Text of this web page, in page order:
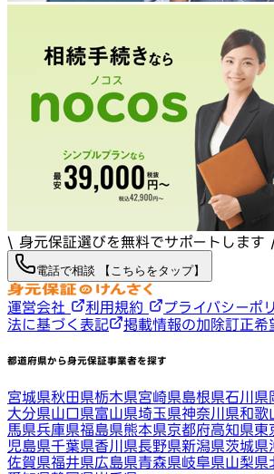
\ 身元保証選びを無料でサポートします
電話で相談 【こちらをタップ】
運営会社 利用規約 プライバシーポ
法に基づく表記
掲載情報の加除訂正希
都道府県から身元保証事業者を探す
宮城県秋田県栃木県宮崎県島根県石川県
大分県山口県富山県埼玉県神奈川県和歌
馬県兵庫県福島県熊本県京都府高知県東
児島県千葉県香川県長野県新潟県茨城県
佐賀県福井県広島県青森県岐阜県山梨県